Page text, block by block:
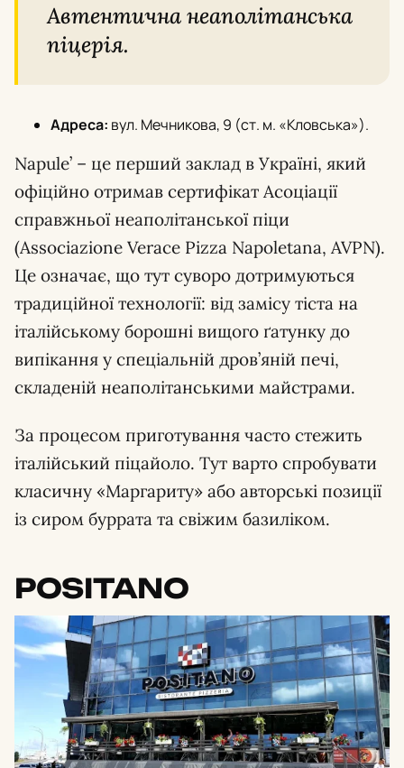
Автентична неаполітанська
піцерія.
Адреса: вул. Мечникова, 9 (ст. м. «Кловська»).
Napule’ – це перший заклад в Україні, який
офіційно отримав сертифікат Асоціації
справжньої неаполітанської піци
(Associazione Verace Pizza Napoletana, AVPN).
Це означає, що тут суворо дотримуються
традиційної технології: від замісу тіста на
італійському борошні вищого ґатунку до
випікання у спеціальній дров’яній печі,
складеній неаполітанськими майстрами.
За процесом приготування часто стежить
італійський піцайоло. Тут варто спробувати
класичну «Маргариту» або авторські позиції
із сиром буррата та свіжим базиліком.
POSITANO